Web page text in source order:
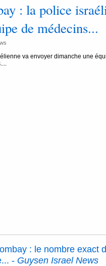
: la police
de médecins...
va envoyer dimanche une
: le nombre exact
- Guysen Israel News